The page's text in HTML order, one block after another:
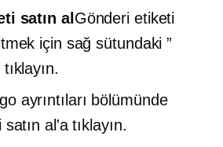
satın al Gönderi etiketi
için sağ sütundaki ”
ayrıntıları bölümünde
al'a tıklayın.